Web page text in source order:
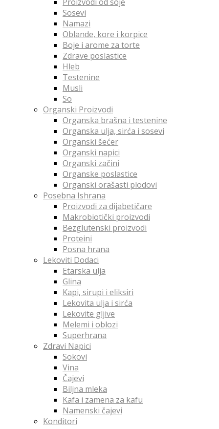
Sosevi
Namazi
Oblande, kore i korpice
Boje i arome za torte
Zdrave poslastice
Hleb
Testenine
Musli
So
Organski Proizvodi
Organska brašna i testenine
Organska ulja, sirća i sosevi
Organski šećer
Organski napici
Organski začini
Organske poslastice
Organski orašasti plodovi
Posebna Ishrana
Proizvodi za dijabetičare
Makrobiotički proizvodi
Bezglutenski proizvodi
Proteini
Posna hrana
Lekoviti Dodaci
Etarska ulja
Glina
Kapi, sirupi i eliksiri
Lekovita ulja i sirća
Lekovite gljive
Melemi i oblozi
Superhrana
Zdravi Napici
Sokovi
Vina
Čajevi
Biljna mleka
Kafa i zamena za kafu
Namenski čajevi
Konditori